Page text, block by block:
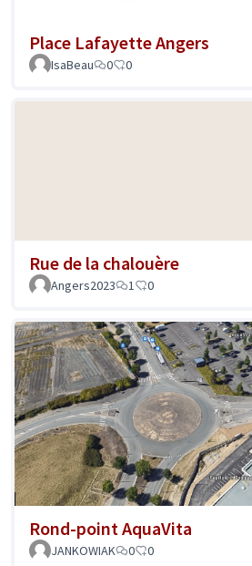
Place Lafayette Angers
IsaBeau 0 0
Rue de la chalouère
Angers2023 1 0
Rond-point AquaVita
JANKOWIAK 0 0